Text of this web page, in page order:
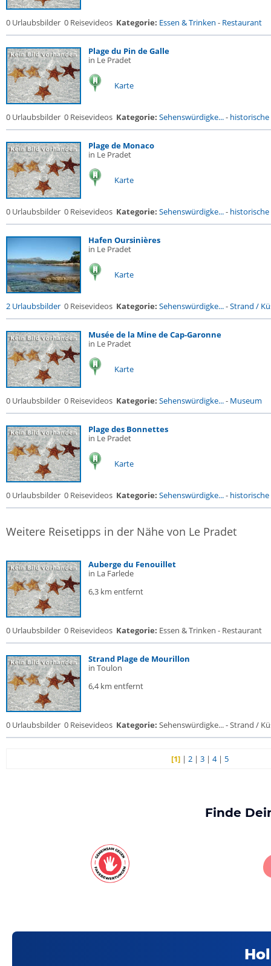
0 Urlaubsbilder 0 Reisevideos Kategorie: Essen & Trinken - Restaurant
Plage du Pin de Galle
in Le Pradet
Karte
0 Urlaubsbilder 0 Reisevideos Kategorie: Sehenswürdigke...- historische
Plage de Monaco
in Le Pradet
Karte
0 Urlaubsbilder 0 Reisevideos Kategorie: Sehenswürdigke...- historische
Hafen Oursinières
in Le Pradet
Karte
2 Urlaubsbilder 0 Reisevideos Kategorie: Sehenswürdigke...-Strand /
Musée de la Mine de Cap-Garonne
in Le Pradet
Karte
0 Urlaubsbilder 0 Reisevideos Kategorie: Sehenswürdigke...- Museum
Plage des Bonnettes
in Le Pradet
Karte
0 Urlaubsbilder 0 Reisevideos Kategorie: Sehenswürdigke...- historische
Weitere Reisetipps in der Nähe von Le Pradet
Auberge du Fenouillet
in La Farlede
6,3 km entfernt
0 Urlaubsbilder 0 Reisevideos Kategorie: Essen & Trinken - Restaurant
Strand Plage de Mourillon
in Toulon
6,4 km entfernt
0 Urlaubsbilder 0 Reisevideos Kategorie: Sehenswürdigke... - Strand /
[1] |2 |3 |4| 5
Finde